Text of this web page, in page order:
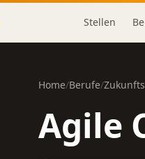
Stellen
Home/Berufe/
Agile